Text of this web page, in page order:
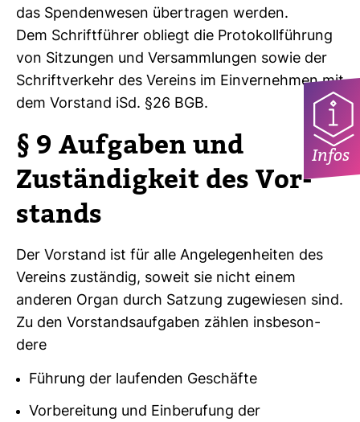
das Spen­den­wesen über­tragen werden.
Dem Schrift­führer obliegt die Pro­to­koll­füh­rung
von Sit­zungen und Ver­samm­lungen sowie der
Schrift­ver­kehr des Ver­eins im Ein­ver­nehmen mit
dem Vor­stand iSd. §26 BGB.
§ 9 Auf­gaben und
Zustän­dig­keit des Vor­
stands
Der Vor­stand ist für alle Ange­le­gen­heiten des
Ver­eins zuständig, soweit sie nicht einem
anderen Organ durch Sat­zung zuge­wiesen sind.
Zu den Vor­stands­auf­gaben zählen ins­be­son­
dere
Führung der laufenden Geschäfte
Vorbereitung und Einberufung der
Infos